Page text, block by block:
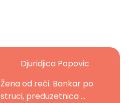
Djuridjica Popovic
Žena od reči. Bankar po
struci, preduzetnica ...